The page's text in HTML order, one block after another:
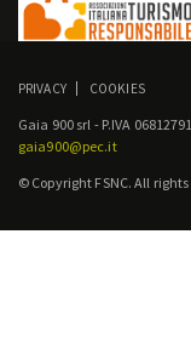
PRIVACY COOKIES
Gaia 900 srl - P.IVA
gaia900@pec.it
© Copyright FSNC. All